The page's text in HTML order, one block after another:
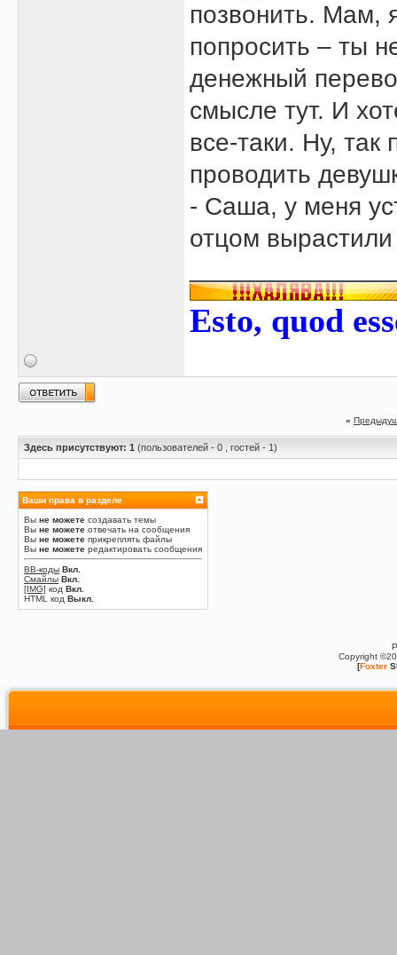
позвонить. Мам,
попросить – ты
денежный
смысле тут. И
все-таки. Ну,
проводить
- Саша, у меня
отцом
Esto, quod
«
Здесь присутствуют: 1 (пользователей - 0 , гостей - 1)
Ваши права в разделе
Вы не можете создавать темы
Вы не можете отвечать на сообщения
Вы не можете прикреплять файлы
Вы не можете редактировать сообщения
BB-коды Вкл.
Смайлы Вкл.
[IMG] код Вкл.
HTML код Выкл.
Copyright
[Foxter